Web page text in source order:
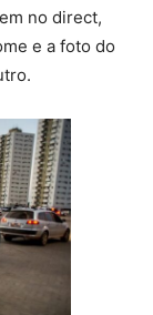
no direct,
e a foto do